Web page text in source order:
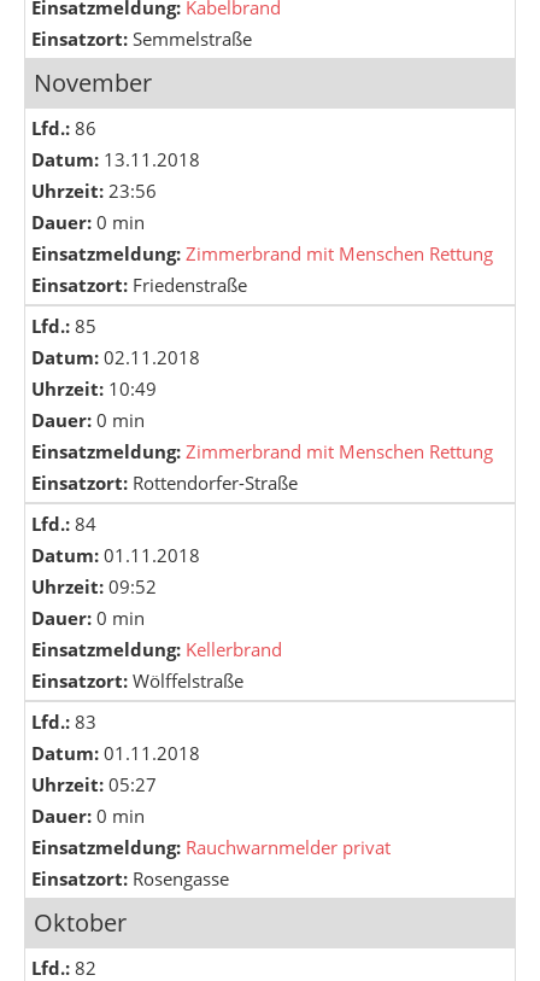
Einsatzmeldung: Kabelbrand
Einsatzort: Semmelstraße
November
Lfd.: 86
Datum: 13.11.2018
Uhrzeit: 23:56
Dauer: 0 min
Einsatzmeldung: Zimmerbrand mit Menschen Rettung
Einsatzort: Friedenstraße
Lfd.: 85
Datum: 02.11.2018
Uhrzeit: 10:49
Dauer: 0 min
Einsatzmeldung: Zimmerbrand mit Menschen Rettung
Einsatzort: Rottendorfer-Straße
Lfd.: 84
Datum: 01.11.2018
Uhrzeit: 09:52
Dauer: 0 min
Einsatzmeldung: Kellerbrand
Einsatzort: Wölffelstraße
Lfd.: 83
Datum: 01.11.2018
Uhrzeit: 05:27
Dauer: 0 min
Einsatzmeldung: Rauchwarnmelder privat
Einsatzort: Rosengasse
Oktober
Lfd.: 82